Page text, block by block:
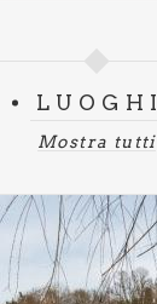
LUOGHI
Mostra tutti